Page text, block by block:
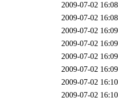
2009-07-02 16:08
2009-07-02 16:08
2009-07-02 16:09
2009-07-02 16:09
2009-07-02 16:09
2009-07-02 16:09
2009-07-02 16:10
2009-07-02 16:10